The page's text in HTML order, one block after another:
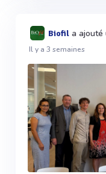
Biofil a ajouté
Il y a 3 semaines